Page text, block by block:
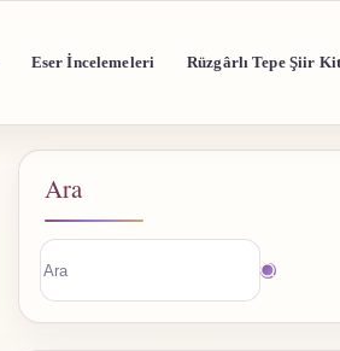
Eser İncelemeleri Rüzgârlı Tepe Şiir
Ara